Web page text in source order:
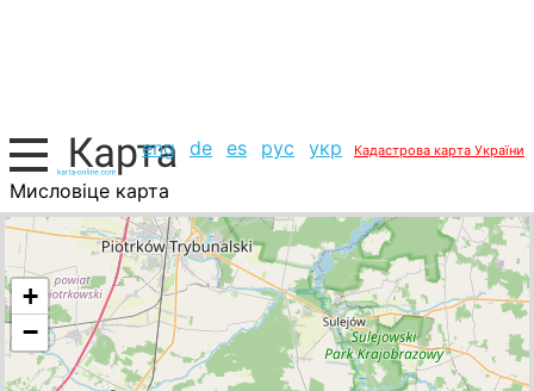
eng de es рус укр Кадастрова карта України
Мисловіце карта
Польща, список міст
+
−